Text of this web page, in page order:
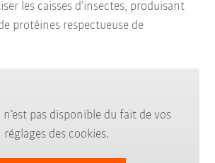
les caisses d’insectes, produisant
protéines respectueuse de
pas disponible du fait de vos
réglages des cookies.